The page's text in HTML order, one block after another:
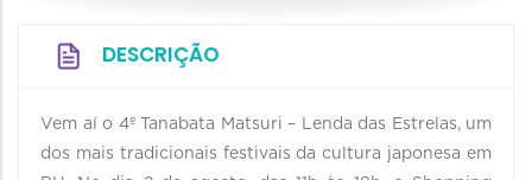
DESCRIÇÃO
Vem aí o 4º Tanabata Matsuri – Lenda das Estrelas, um
dos mais tradicionais festivais da cultura japonesa em